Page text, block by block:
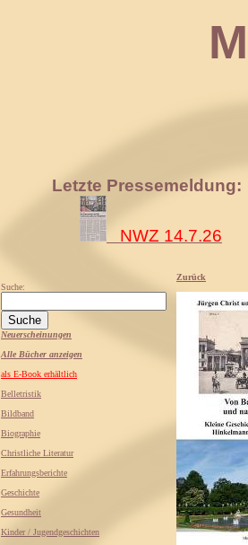
Letzte Pressemeldung:
NWZ 14.7.26
Suche:
Neuerscheinungen
Alle Bücher anzeigen
als E-Book erhältlich
Belletristik
Bildband
Biographie
Christliche Literatur
Erfahrungsberichte
Geschichte
Gesundheit
Kinder / Jugendgeschichten
Zurück